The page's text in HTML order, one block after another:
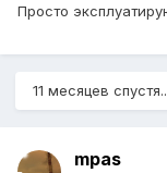
Просто
11 месяцев
mpas